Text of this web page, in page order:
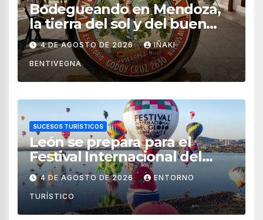
Bodegueando en Mendoza,
la tierra del sol y del buen
vino
4 DE AGOSTO DE 2026 IÑAKI
BENTIVEGNA
SUCESOS TURÍSTICOS
León se prepara para el
Festival Internacional del
Globo 2026 con pilotos de 25
países
4 DE AGOSTO DE 2026 ENTORNO
TURÍSTICO